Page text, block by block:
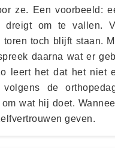
ze. Een voorbeeld:
dreigt om te vallen.
toch blijft staan.
daarna wat er
leert het dat het niet
volgens de
wat hij doet.
geven.